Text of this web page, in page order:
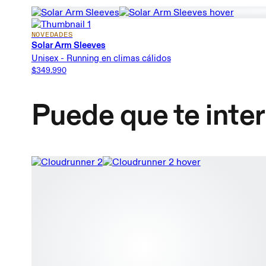
NOVEDADES
Solar Arm Sleeves
Unisex - Running en climas cálidos
$349.990
Puede que te